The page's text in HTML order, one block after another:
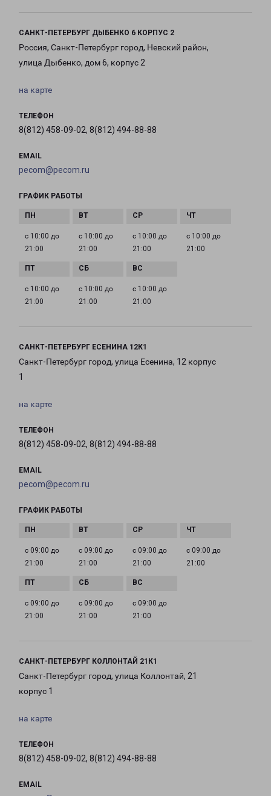
САНКТ-ПЕТЕРБУРГ ДЫБЕНКО 6 КОРПУС 2
Россия, Санкт-Петербург город, Невский район,
улица Дыбенко, дом 6, корпус 2
на карте
ТЕЛЕФОН
8(812) 458-09-02, 8(812) 494-88-88
EMAIL
pecom@pecom.ru
ГРАФИК РАБОТЫ
с 10:00 до
21:00
с 10:00 до
21:00
с 10:00 до
21:00
с 10:00 до
21:00
с 10:00 до
21:00
с 10:00 до
21:00
с 10:00 до
21:00
САНКТ-ПЕТЕРБУРГ ЕСЕНИНА 12К1
Санкт-Петербург город, улица Есенина, 12 корпус
1
на карте
ТЕЛЕФОН
8(812) 458-09-02, 8(812) 494-88-88
EMAIL
pecom@pecom.ru
ГРАФИК РАБОТЫ
с 09:00 до
21:00
с 09:00 до
21:00
с 09:00 до
21:00
с 09:00 до
21:00
с 09:00 до
21:00
с 09:00 до
21:00
с 09:00 до
21:00
САНКТ-ПЕТЕРБУРГ КОЛЛОНТАЙ 21К1
Санкт-Петербург город, улица Коллонтай, 21
корпус 1
на карте
ТЕЛЕФОН
8(812) 458-09-02, 8(812) 494-88-88
EMAIL